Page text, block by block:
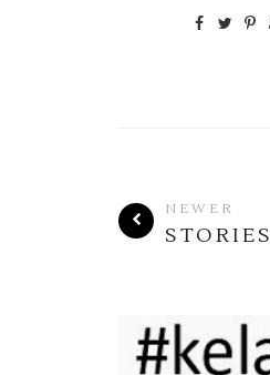
NEWER
STORIES